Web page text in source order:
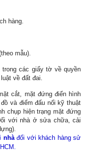
hàng.
mẫu).
các giấy tờ về quyền
về đất đai.
cắt, mặt đứng điển hình
và điểm đấu nối kỹ thuật
chụp hiện trạng mặt đứng
với nhà ở sửa chữa, cải
nhàđối với khách hàng sử